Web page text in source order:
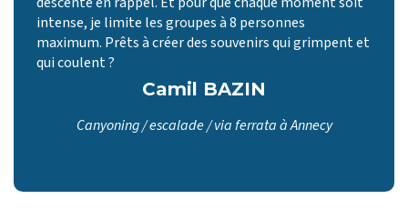
intense, je limite les groupes à 8 personnes
maximum. Prêts à créer des souvenirs qui grimpent et
qui coulent ?
Camil BAZIN
Canyoning / escalade / via ferrata à Annecy